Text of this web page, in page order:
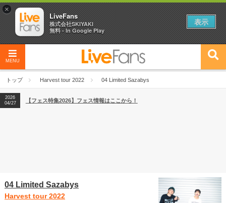
MENU
トップ Harvest tour 2022 04 Limited Sazabys
2026
04/27
2026
【ライブ動員ランキング】2026年上半期編発表！
2026
04/27
【フェス特集2026】フェス情報はここから！
04 Limited Sazabys
Harvest tour 2022
×
LiveFans
株式会社SKIYAKI
無料 - In Google Play
表示